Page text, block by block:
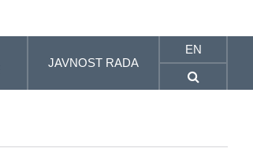
JAVNOST RADA
EN